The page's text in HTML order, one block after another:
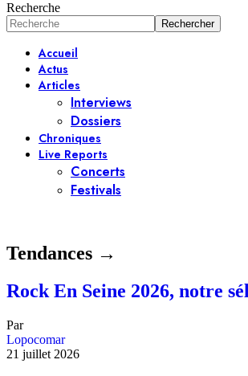
Recherche
Accueil
Actus
Articles
Interviews
Dossiers
Chroniques
Live Reports
Concerts
Festivals
Tendances →
Rock En Seine 2026, notre
Par
Lopocomar
21 juillet 2026